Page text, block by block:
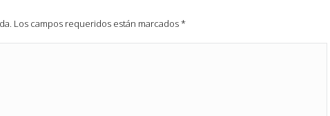
Los campos requeridos están marcados*